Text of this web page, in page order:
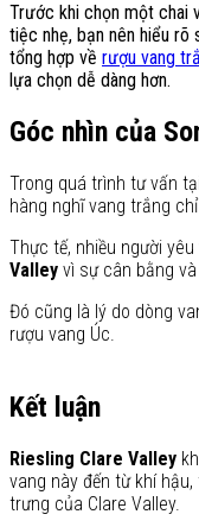
Trước khi chọn một chai
tiệc nhẹ, bạn nên hiểu rõ
tổng hợp về rượu vang
lựa chọn dễ dàng hơn.
Góc nhìn của
Trong quá trình tư vấn
hàng nghĩ vang trắng
Thực tế, nhiều người
Valley vì sự cân bằng
Đó cũng là lý do dòng
rượu vang Úc.
Kết luận
Riesling Clare Valley
vang này đến từ khí
trưng của Clare Valley.